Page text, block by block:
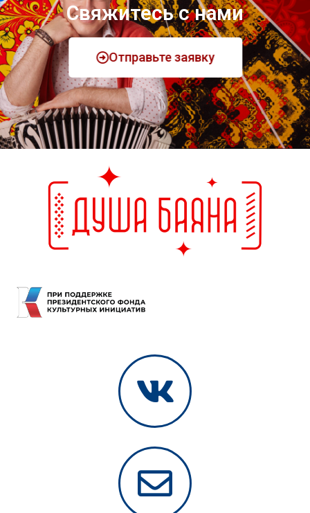
Свяжитесь с нами
Отправьте заявку